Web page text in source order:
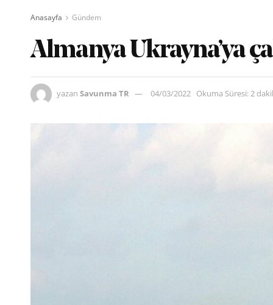
Anasayfa Gündem
Almanya Ukrayna’ya
yazan Savunma TR 04/03/2022 Okuma Süresi: 2